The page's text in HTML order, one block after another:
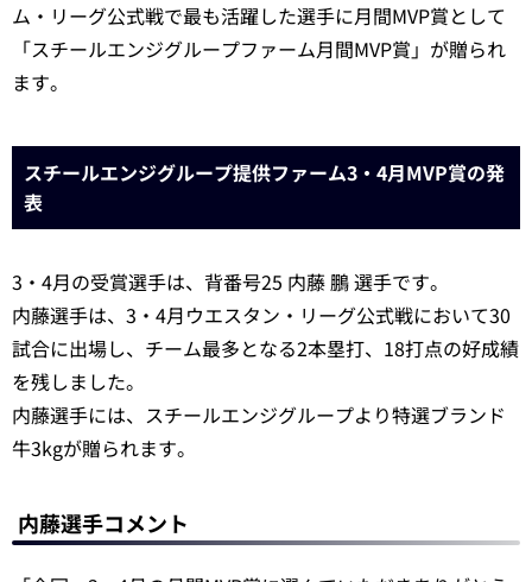
ム・リーグ公式戦で最も活躍した選手に月間MVP賞として
「スチールエンジグループファーム月間MVP賞」が贈られ
ます。
スチールエンジグループ提供ファーム3・4月MVP賞の発
表
3・4月の受賞選手は、背番号25 内藤 鵬 選手です。
内藤選手は、3・4月ウエスタン・リーグ公式戦において30
試合に出場し、チーム最多となる2本塁打、18打点の好成績
を残しました。
内藤選手には、スチールエンジグループより特選ブランド
牛3kgが贈られます。
内藤選手コメント